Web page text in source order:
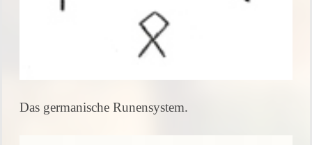
Das germanische Runensystem.